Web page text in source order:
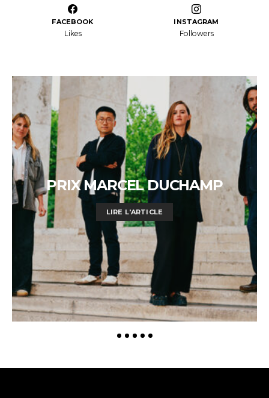
FACEBOOK
Likes
INSTAGRAM
Followers
PRIX MARCEL DUCHAMP
LIRE L'ARTICLE